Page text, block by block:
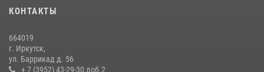
поступления на службу в Росгвардию
Сотрудники СОБР «Байкал» Росгвардии отработали ликвидацию
условных диверсионных групп в различных условиях местности
КОНТАКТЫ
664019
г. Иркутск,
ул. Баррикад д. 56
+ 7 (3952) 43-29-30 доб.2